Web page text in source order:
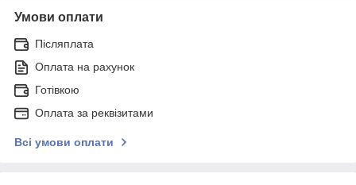
Умови оплати
Післяплата
Оплата на рахунок
Готівкою
Оплата за реквізитами
Всі умови оплати